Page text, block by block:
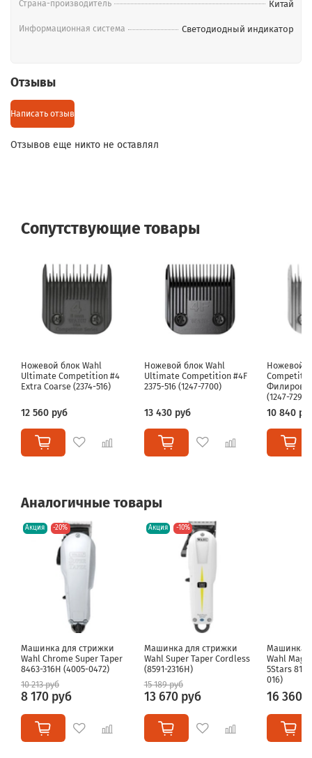
Комплектация
Страна-производитель Китай
Информационная система Светодиодный индикатор
Отзывы
Написать отзыв
Отзывов еще никто не оставлял
Сопутствующие товары
Ножевой блок Wahl
Ultimate Competition #4
Extra Coarse (2374-516)
12 560 руб
Ножевой блок Wahl
Ultimate Competition #4F
2375-516 (1247-7700)
13 430 руб
Ножевой
(1247-7290)
10 840
Аналогичные товары
Акция -20%
Машинка для стрижки
Wahl Chrome Super Taper
8463-316H (4005-0472)
10 213 руб
8 170 руб
Акция -10%
Машинка для стрижки
Wahl Super Taper Cordless
(8591-2316H)
15 189 руб
13 670 руб
Машинка
Wahl
5Stars
016)
16 360